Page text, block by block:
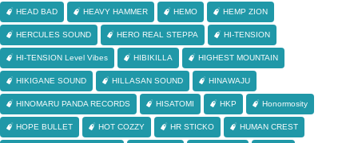
HEAD BAD HEAVY HAMMER HEMO HEMP ZION
HERCULES SOUND HERO REAL STEPPA HI-TENSION
HI-TENSION Level Vibes HIBIKILLA HIGHEST MOUNTAIN
HIKIGANE SOUND HILLASAN SOUND HINAWAJU
HINOMARU PANDA RECORDS HISATOMI HKP Honormosity
HOPE BULLET HOT COZZY HR STICKO HUMAN CREST